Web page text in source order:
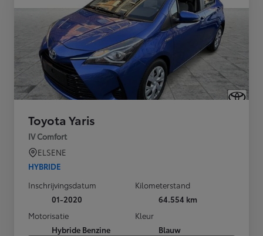
Toyota Yaris
IV Comfort
ELSENE
HYBRIDE
Inschrijvingsdatum
01-2020
Kilometerstand
64.554 km
Motorisatie
Hybride Benzine
Kleur
Blauw